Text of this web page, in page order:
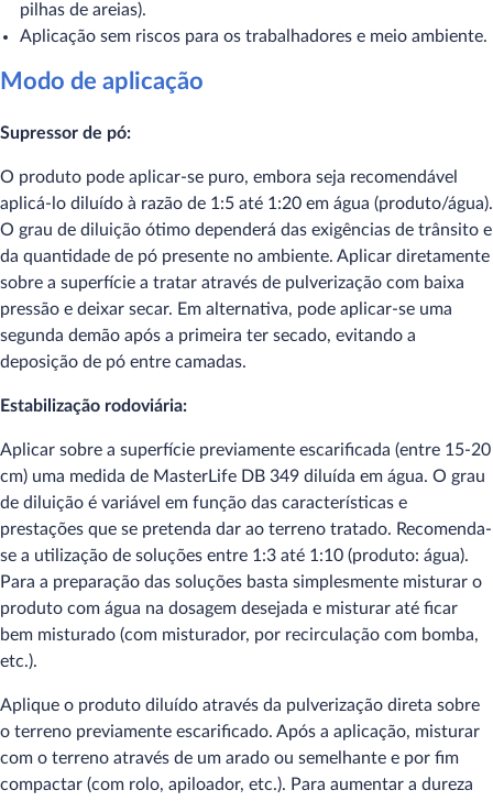
pilhas de areias).
Aplicação sem riscos para os trabalhadores e meio ambiente.
Modo de aplicação
Supressor de pó:
O produto pode aplicar-se puro, embora seja recomendável
aplicá-lo diluído à razão de 1:5 até 1:20 em água (produto/água).
O grau de diluição ótimo dependerá das exigências de trânsito e
da quantidade de pó presente no ambiente. Aplicar diretamente
sobre a superfície a tratar através de pulverização com baixa
pressão e deixar secar. Em alternativa, pode aplicar-se uma
segunda demão após a primeira ter secado, evitando a
deposição de pó entre camadas.
Estabilização rodoviária:
Aplicar sobre a superfície previamente escarificada (entre 15-20
cm) uma medida de MasterLife DB 349 diluída em água. O grau
de diluição é variável em função das características e
prestações que se pretenda dar ao terreno tratado. Recomenda-
se a utilização de soluções entre 1:3 até 1:10 (produto: água).
Para a preparação das soluções basta simplesmente misturar o
produto com água na dosagem desejada e misturar até ficar
bem misturado (com misturador, por recirculação com bomba,
etc.).
Aplique o produto diluído através da pulverização direta sobre
o terreno previamente escarificado. Após a aplicação, misturar
com o terreno através de um arado ou semelhante e por fim
compactar (com rolo, apiloador, etc.). Para aumentar a dureza